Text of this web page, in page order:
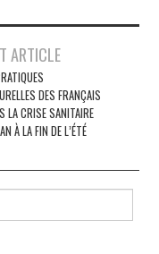
ARTICLE
DES FRANÇAIS
LA CRISE SANITAIRE
À LA FIN DE L’ÉTÉ